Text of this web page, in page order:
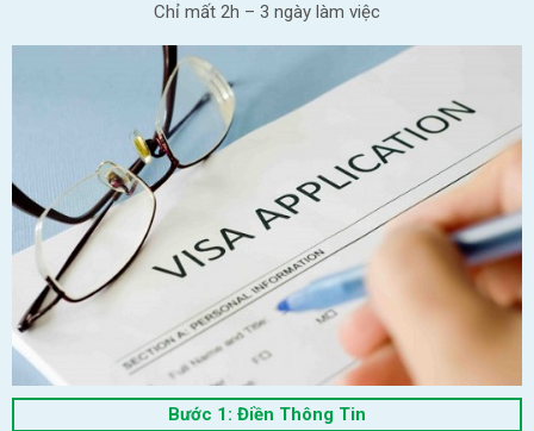
Chỉ mất 2h – 3 ngày làm việc
Bước 1: Điền Thông Tin